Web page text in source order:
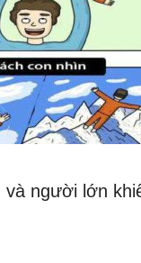
và người lớn